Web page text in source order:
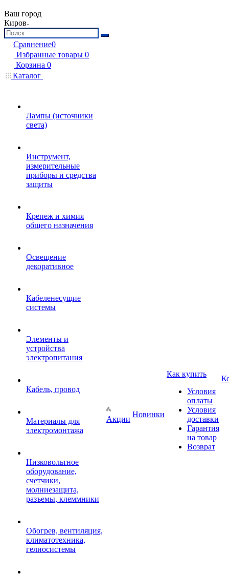
Ваш город
Киров
Сравнение0
Избранные товары 0
Корзина 0
Каталог
Лампы (источники
света)
Инструмент,
измерительные
приборы и средства
защиты
Крепеж и химия
общего назначения
Освещение
декоративное
Кабеленесущие
системы
Элементы и
устройства
электропитания
Кабель, провод
Материалы для
электромонтажа
Низковольтное
оборудование,
счетчики,
молниезащита,
разъемы, клеммники
Обогрев, вентиляция,
климатотехника,
гелиосистемы
Акции
Новинки
Как купить
Условия
оплаты
Условия
доставки
Гарантия
на товар
Возврат